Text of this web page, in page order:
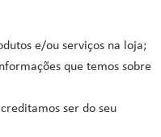
e/ou serviços na loja;
que temos sobre
ser do seu